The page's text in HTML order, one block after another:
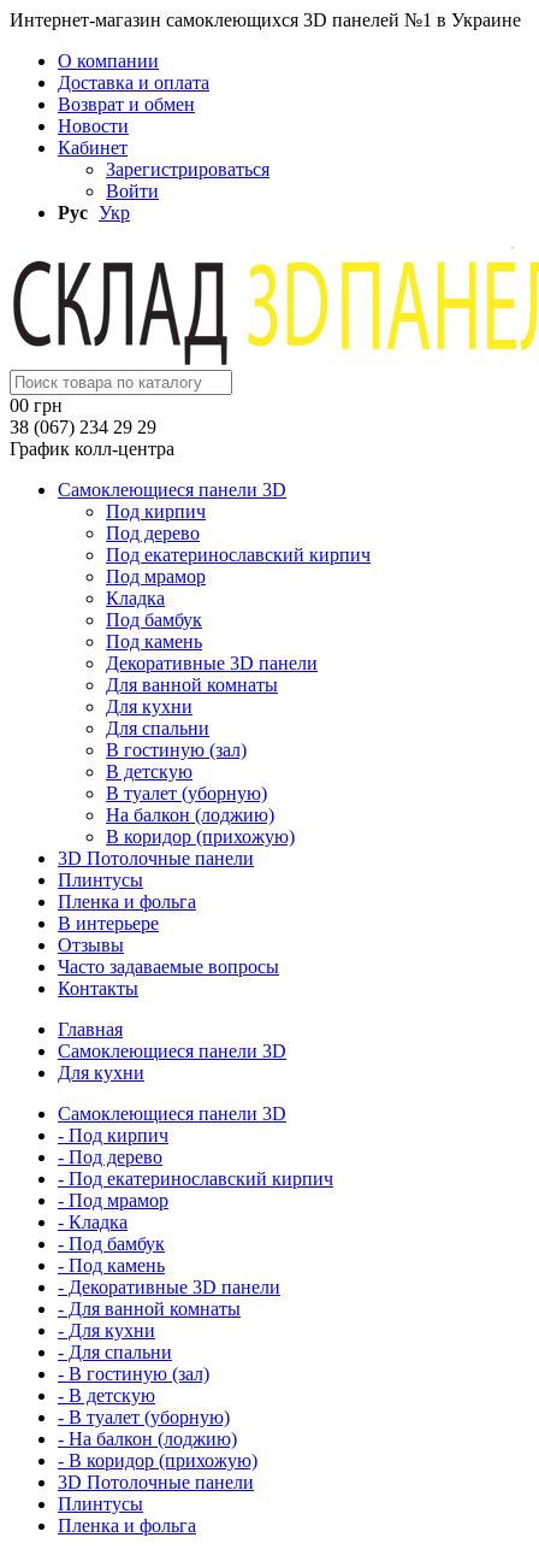
Интернет-магазин самоклеющихся 3D панелей №1 в Украине
О компании
Доставка и оплата
Возврат и обмен
Новости
Кабинет
Зарегистрироваться
Войти
Рус Укр
00 грн
38 (067) 234 29 29
График колл-центра
Самоклеющиеся панели 3D
Под кирпич
Под дерево
Под екатеринославский кирпич
Под мрамор
Кладка
Под бамбук
Под камень
Декоративные 3D панели
Для ванной комнаты
Для кухни
Для спальни
В гостиную (зал)
В детскую
В туалет (уборную)
На балкон (лоджию)
В коридор (прихожую)
3D Потолочные панели
Плинтусы
Пленка и фольга
В интерьере
Отзывы
Часто задаваемые вопросы
Контакты
Главная
Самоклеющиеся панели 3D
Для кухни
Самоклеющиеся панели 3D
- Под кирпич
- Под дерево
- Под екатеринославский кирпич
- Под мрамор
- Кладка
- Под бамбук
- Под камень
- Декоративные 3D панели
- Для ванной комнаты
- Для кухни
- Для спальни
- В гостиную (зал)
- В детскую
- В туалет (уборную)
- На балкон (лоджию)
- В коридор (прихожую)
3D Потолочные панели
Плинтусы
Пленка и фольга